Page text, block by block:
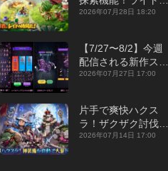
ジュアルMMORPG
征』【最新作PICKU
P】
2026年07月28日 18:20
【7/27〜8/2】今週
配信される新作スマ
ホゲームをまとめて
年】
2026年07月27日 17:00
片手で爽快ハクス
ラ！ザクザク討伐し
て神装備を集める放
2026年07月14日 17:00